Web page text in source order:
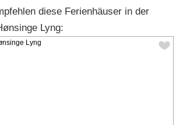
diese Ferienhäuser in der
Lyng: